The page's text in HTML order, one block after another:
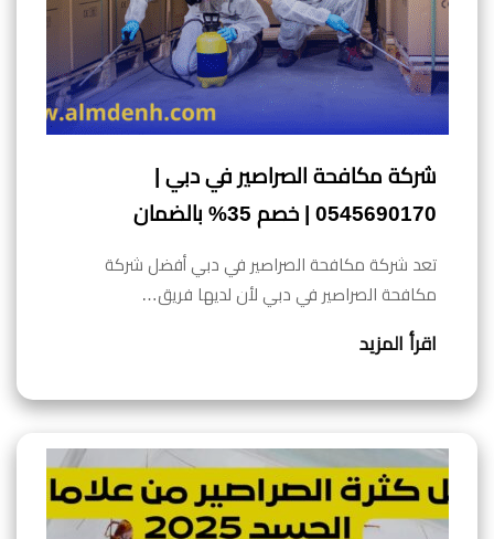
شركة مكافحة الصراصير في دبي |
0545690170 | خصم 35% بالضمان
تعد شركة مكافحة الصراصير في دبي أفضل شركة
مكافحة الصراصير في دبي لأن لديها فريق…
اقرأ المزيد